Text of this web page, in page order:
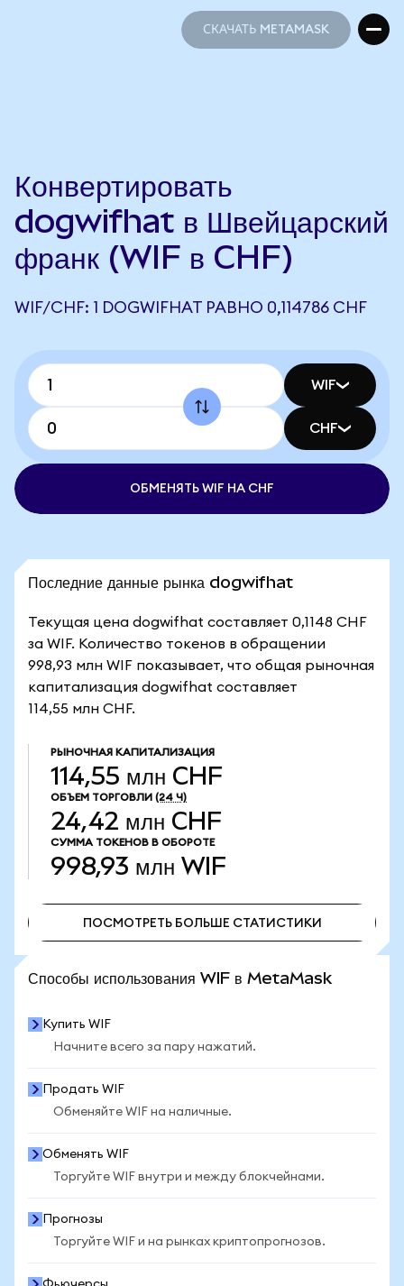
СКАЧАТЬ METAMASK
Конвертировать
dogwifhat в Швейцарский
франк (WIF в CHF)
WIF/CHF: 1 DOGWIFHAT РАВНО 0,114786 CHF
WIF
CHF
ОБМЕНЯТЬ WIF НА CHF
Последние данные рынка dogwifhat
Текущая цена dogwifhat составляет 0,1148 CHF
за WIF. Количество токенов в обращении
998,93 млн WIF показывает, что общая рыночная
капитализация dogwifhat составляет
114,55 млн CHF.
РЫНОЧНАЯ КАПИТАЛИЗАЦИЯ
114,55 млн CHF
ОБЪЕМ ТОРГОВЛИ (24 Ч)
24,42 млн CHF
СУММА ТОКЕНОВ В ОБОРОТЕ
998,93 млн WIF
ПОСМОТРЕТЬ БОЛЬШЕ СТАТИСТИКИ
Способы использования WIF в MetaMask
Купить WIF
Начните всего за пару нажатий.
Продать WIF
Обменяйте WIF на наличные.
Обменять WIF
Торгуйте WIF внутри и между блокчейнами.
Прогнозы
Торгуйте WIF и на рынках криптопрогнозов.